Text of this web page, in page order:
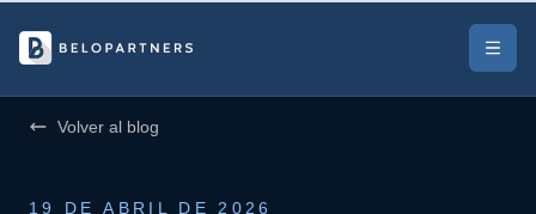
Volver al blog
19 DE ABRIL DE 2026